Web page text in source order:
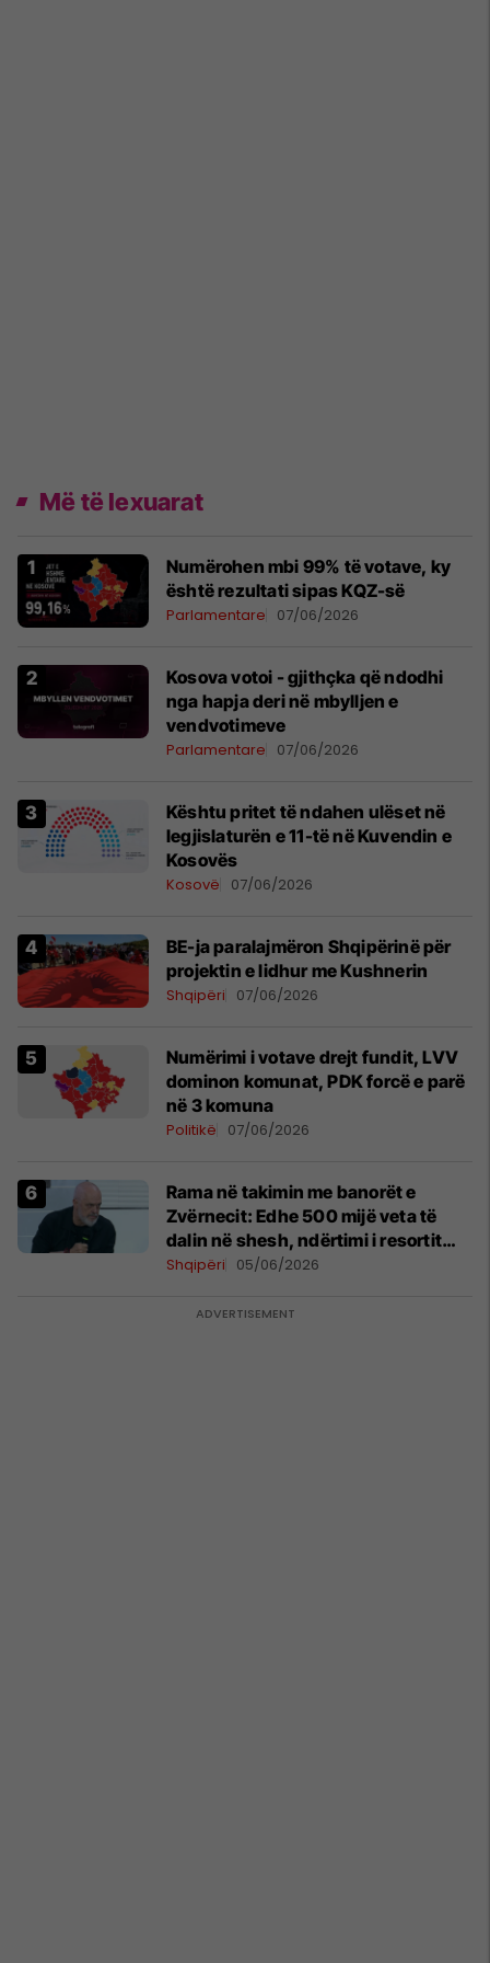
Më të lexuarat
Numërohen mbi 99% të votave, ky
është rezultati sipas KQZ-së
Parlamentare 07/06/2026
Kosova votoi - gjithçka që ndodhi
nga hapja deri në mbylljen e
vendvotimeve
Parlamentare 07/06/2026
Kështu pritet të ndahen ulëset në
legjislaturën e 11-të në Kuvendin e
Kosovës
Kosovë 07/06/2026
BE-ja paralajmëron Shqipërinë për
projektin e lidhur me Kushnerin
Shqipëri 07/06/2026
Numërimi i votave drejt fundit, LVV
dominon komunat, PDK forcë e parë
në 3 komuna
Politikë 07/06/2026
Rama në takimin me banorët e
Zvërnecit: Edhe 500 mijë veta të
dalin në shesh, ndërtimi i resortit
nuk anulohet
Shqipëri 05/06/2026